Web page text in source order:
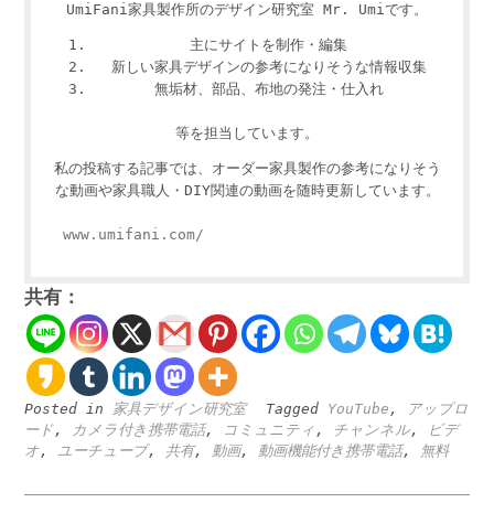
UmiFani家具製作所のデザイン研究室 Mr. Umiです。
主にサイトを制作・編集
新しい家具デザインの参考になりそうな情報収集
無垢材、部品、布地の発注・仕入れ
等を担当しています。
私の投稿する記事では、オーダー家具製作の参考になりそう
な動画や家具職人・DIY関連の動画を随時更新しています。
www.umifani.com/
共有：
Posted in 家具デザイン研究室 Tagged YouTube ,
アップロ
ード, カメラ付き携帯電話, コミュニティ , チャンネル,
ビデ
オ, ユーチューブ, 共有, 動画, 動画機能付き携帯電話, 無料